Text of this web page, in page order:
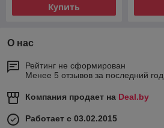
Купить
О нас
Рейтинг не сформирован
Менее 5 отзывов за последний год
Компания продает на Deal.by
Работает с 03.02.2015